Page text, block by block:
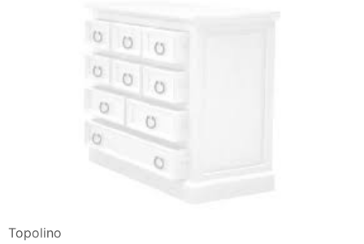
Topolino